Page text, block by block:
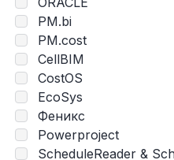
PM.bi
PM.cost
CellBIM
CostOS
EcoSys
Феникс
Powerproject
ScheduleReader &